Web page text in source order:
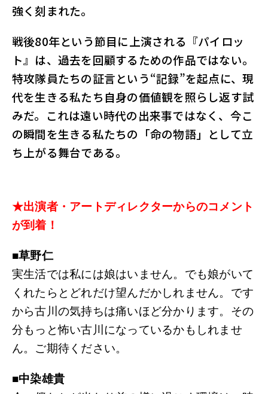
強く刻まれた。
戦後80年という節目に上演される『パイロッ
ト』は、過去を回顧するための作品ではない。
特攻隊員たちの証言という“記録”を起点に、現
代を生きる私たち自身の価値観を照らし返す試
みだ。これは遠い時代の出来事ではなく、今こ
の瞬間を生きる私たちの「命の物語」として立
ち上がる舞台である。
★出演者・アートディレクターからのコメント
が到着！
■草野仁
実生活では私には娘はいません。でも娘がいて
くれたらとどれだけ望んだかしれません。です
から古川の気持ちは痛いほど分かります。その
分もっと怖い古川になっているかもしれませ
ん。ご期待ください。
■中染雄貴